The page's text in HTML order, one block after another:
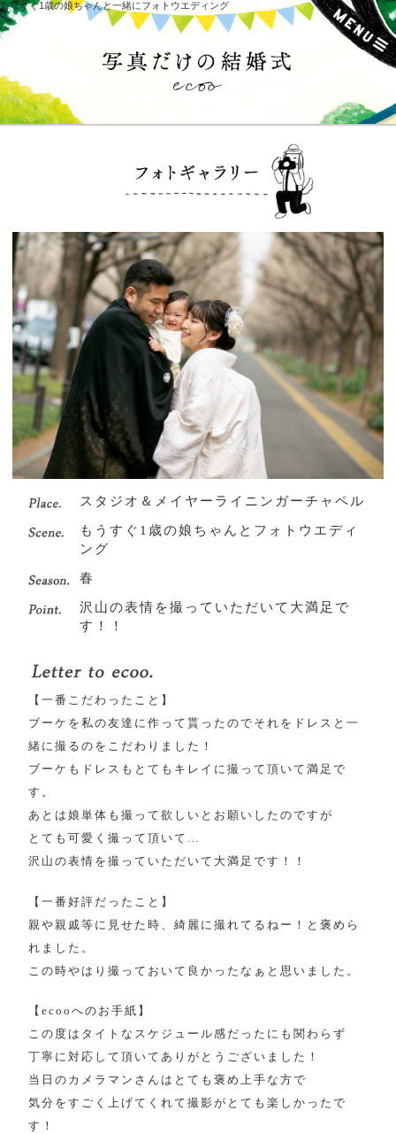
もうすぐ1歳の娘ちゃんと一緒にフォトウエディング
スタジオ＆メイヤーライニンガーチャペル
もうすぐ1歳の娘ちゃんとフォトウエディ
ング
春
沢山の表情を撮っていただいて大満足で
す！！
【一番こだわったこと】
ブーケを私の友達に作って貰ったのでそれをドレスと一
緒に撮るのをこだわりました！
ブーケもドレスもとてもキレイに撮って頂いて満足で
す。
あとは娘単体も撮って欲しいとお願いしたのですが
とても可愛く撮って頂いて…
沢山の表情を撮っていただいて大満足です！！
【一番好評だったこと】
親や親戚等に見せた時、綺麗に撮れてるねー！と褒めら
れました。
この時やはり撮っておいて良かったなぁと思いました。
【ecooへのお手紙】
この度はタイトなスケジュール感だったにも関わらず
丁寧に対応して頂いてありがとうございました！
当日のカメラマンさんはとても褒め上手な方で
気分をすごく上げてくれて撮影がとても楽しかったで
す！